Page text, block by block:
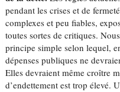
pendant les crises et de
complexes et peu fiables,
toutes sortes de critiques.
principe simple selon lequel,
dépenses publiques ne
Elles devraient même croître
d’endettement est trop élevé.